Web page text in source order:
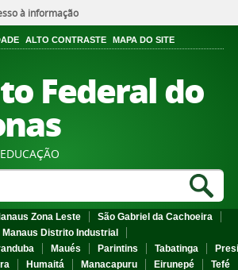
à informação
ALTO CONTRASTE MAPA DO SITE
Federal do
Zona Leste
São Gabriel da Cachoeira
Manaus Distrito Industrial
Maués Parintins Tabatinga
Humaitá Manacapuru Eirunepé
Tefé